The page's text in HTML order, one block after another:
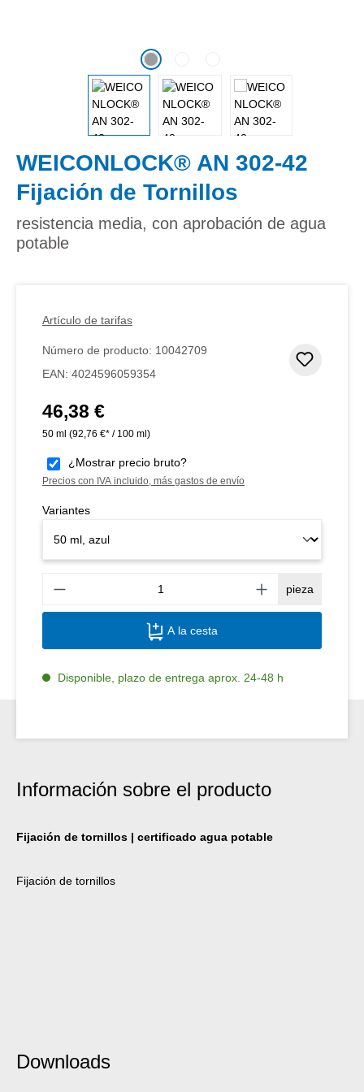
WEICONLOCK® AN 302-42
Fijación de Tornillos
resistencia media, con aprobación de agua
potable
Artículo de tarifas
Número de producto: 10042709
EAN: 4024596059354
Precio normal:
46,38 €
50 ml (92,76 €* / 100 ml)
¿Mostrar precio bruto?
Precios con IVA incluido, más gastos de envío
Variantes
pieza
A la cesta
Disponible, plazo de entrega aprox. 24-48 h
Información sobre el producto
Fijación de tornillos | certificado agua potable
Fijación de tornillos
Downloads